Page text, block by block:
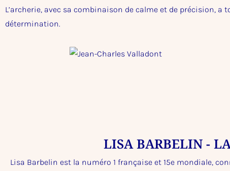
L’archerie, avec sa combinaison de calme et de précision,
détermination.
LISA BARBELIN -
Lisa Barbelin est la numéro 1 française et 15e mondiale,